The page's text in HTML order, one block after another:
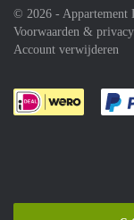
© 2026 - Appartement
Voorwaarden & privacy
Account verwijderen